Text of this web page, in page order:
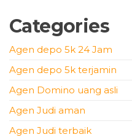
Categories
Agen depo 5k 24 Jam
Agen depo 5k terjamin
Agen Domino uang asli
Agen Judi aman
Agen Judi terbaik